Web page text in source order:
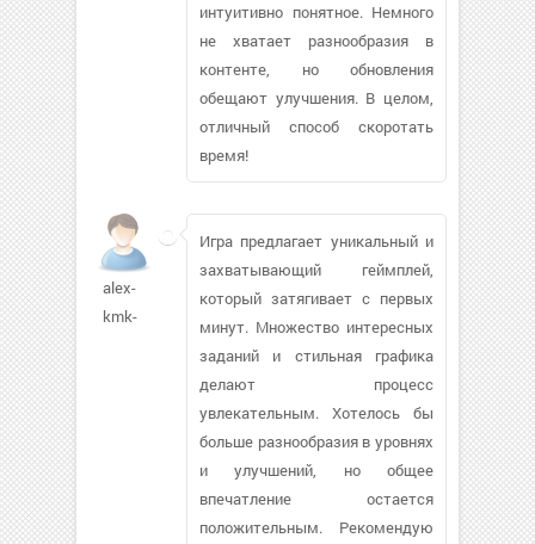
интуитивно понятное. Немного
не хватает разнообразия в
контенте, но обновления
обещают улучшения. В целом,
отличный способ скоротать
время!
alex-
kmk-
Игра предлагает уникальный и
захватывающий геймплей,
который затягивает с первых
минут. Множество интересных
заданий и стильная графика
делают процесс
увлекательным. Хотелось бы
больше разнообразия в уровнях
и улучшений, но общее
впечатление остается
положительным. Рекомендую